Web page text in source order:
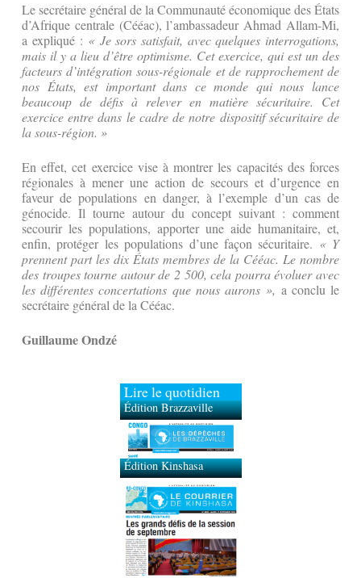
Le secrétaire général de la Communauté économique des États
d’Afrique centrale (Cééac), l’ambassadeur Ahmad Allam-Mi,
a expliqué : « Je sors satisfait, avec quelques interrogations,
mais il y a lieu d’être optimisme. Cet exercice, qui est un des
facteurs d’intégration sous-régionale et de rapprochement de
nos États, est important dans ce monde qui nous lance
beaucoup de défis à relever en matière sécuritaire. Cet
exercice entre dans le cadre de notre dispositif sécuritaire de
la sous-région. »
En effet, cet exercice vise à montrer les capacités des forces
régionales à mener une action de secours et d’urgence en
faveur de populations en danger, à l’exemple d’un cas de
génocide. Il tourne autour du concept suivant : comment
secourir les populations, apporter une aide humanitaire, et,
enfin, protéger les populations d’une façon sécuritaire. « Y
prennent part les dix États membres de la Cééac. Le nombre
des troupes tourne autour de 2 500, cela pourra évoluer avec
les différentes concertations que nous aurons », a conclu le
secrétaire général de la Cééac.
Guillaume Ondzé
Lire le quotidien
Édition Brazzaville
Édition Kinshasa